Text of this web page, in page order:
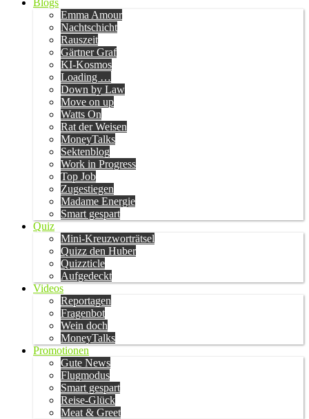
Blogs
Emma Amour
Nachtschicht
Rauszeit
Gärtner Graf
KI-Kosmos
Loading …
Down by Law
Move on up
Watts On
Rat der Weisen
MoneyTalks
Sektenblog
Work in Progress
Top Job
Zugestiegen
Madame Energie
Smart gespart
Quiz
Mini-Kreuzworträtsel
Quizz den Huber
Quizzticle
Aufgedeckt
Videos
Reportagen
Fragenbot
Wein doch
MoneyTalks
Promotionen
Gute News
Flugmodus
Smart gespart
Reise-Glück
Meat & Greet